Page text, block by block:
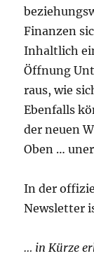
Finanzen
Inhaltlich
Öffnung
raus, wie
Ebenfalls
der neuen
Oben …
In der
Newsletter
… in Kürze